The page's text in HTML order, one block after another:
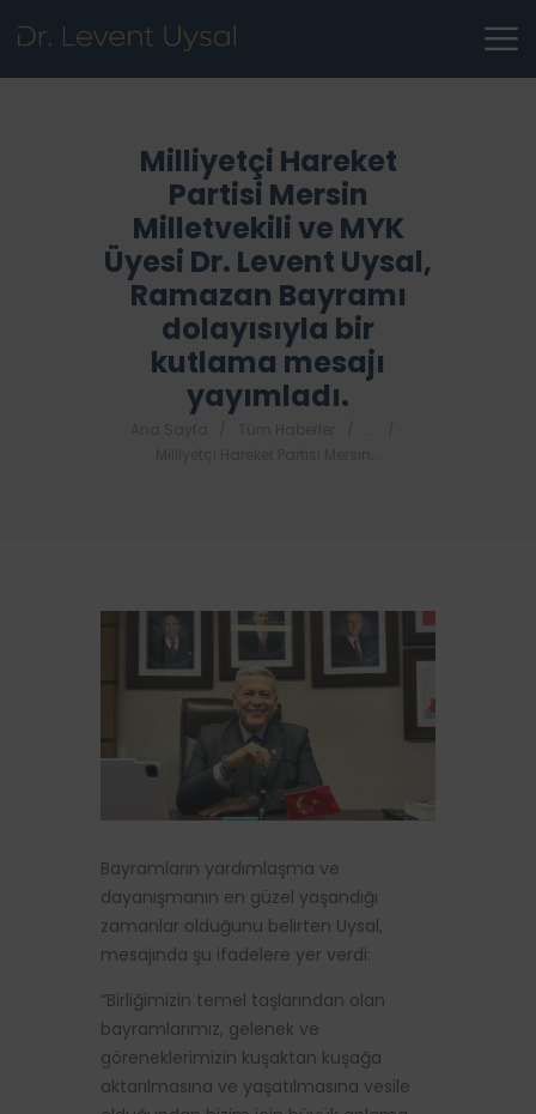
Milliyetçi Hareket
Partisi Mersin
Milletvekili ve MYK
Üyesi Dr. Levent Uysal,
Ramazan Bayramı
dolayısıyla bir
kutlama mesajı
yayımladı.
Bayramların yardımlaşma ve
dayanışmanın en güzel yaşandığı
zamanlar olduğunu belirten Uysal,
mesajında şu ifadelere yer verdi:
“Birliğimizin temel taşlarından olan
bayramlarımız, gelenek ve
göreneklerimizin kuşaktan kuşağa
aktarılmasına ve yaşatılmasına vesile